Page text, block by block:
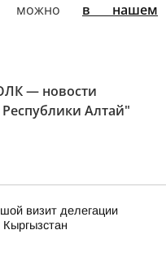
можно в нашем
— новости
Алтай"
визит делегации
Кыргызстан